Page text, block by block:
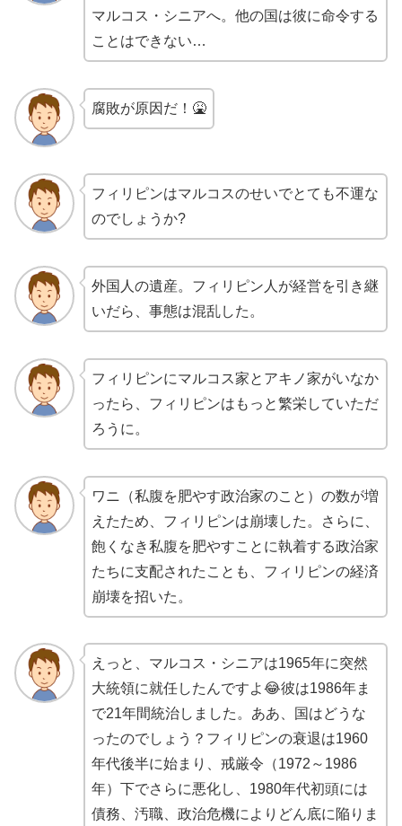
マルコス・シニアへ。他の国は彼に命令する
ことはできない…
腐敗が原因だ！🤮
フィリピンはマルコスのせいでとても不運な
のでしょうか?
外国人の遺産。フィリピン人が経営を引き継
いだら、事態は混乱した。
フィリピンにマルコス家とアキノ家がいなか
ったら、フィリピンはもっと繁栄していただ
ろうに。
ワニ（私腹を肥やす政治家のこと）の数が増
えたため、フィリピンは崩壊した。さらに、
飽くなき私腹を肥やすことに執着する政治家
たちに支配されたことも、フィリピンの経済
崩壊を招いた。
えっと、マルコス・シニアは1965年に突然
大統領に就任したんですよ😂彼は1986年ま
で21年間統治しました。ああ、国はどうな
ったのでしょう？フィリピンの衰退は1960
年代後半に始まり、戒厳令（1972～1986
年）下でさらに悪化し、1980年代初頭には
債務、汚職、政治危機によりどん底に陥りま